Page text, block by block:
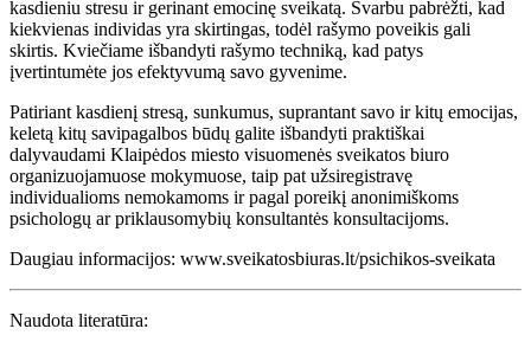
kasdieniu stresu ir gerinant emocinę sveikatą. Svarbu pabrėžti, kad
kiekvienas individas yra skirtingas, todėl rašymo poveikis gali
skirtis. Kviečiame išbandyti rašymo techniką, kad patys
įvertintumėte jos efektyvumą savo gyvenime.
Patiriant kasdienį stresą, sunkumus, suprantant savo ir kitų emocijas,
keletą kitų savipagalbos būdų galite išbandyti praktiškai
dalyvaudami Klaipėdos miesto visuomenės sveikatos biuro
organizuojamuose mokymuose, taip pat užsiregistravę
individualioms nemokamoms ir pagal poreikį anonimiškoms
psichologų ar priklausomybių konsultantės konsultacijoms.
Daugiau informacijos: www.sveikatosbiuras.lt/psichikos-sveikata
Naudota literatūra: